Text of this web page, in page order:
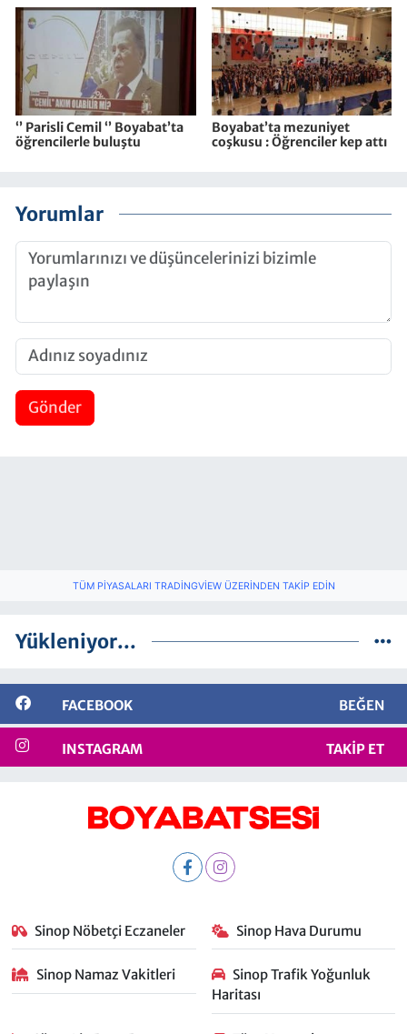
‘’ Parisli Cemil ‘’ Boyabat’ta
öğrencilerle buluştu
Boyabat’ta mezuniyet
coşkusu : Öğrenciler kep attı
Yorumlar
Gönder
TÜM PIYASALARI TRADINGVIEW ÜZERINDEN TAKIP EDIN
Yükleniyor...
FACEBOOK BEĞEN
INSTAGRAM TAKIP ET
Sinop Nöbetçi Eczaneler Sinop Hava Durumu
Sinop Namaz Vakitleri
Sinop Trafik Yoğunluk
Haritası